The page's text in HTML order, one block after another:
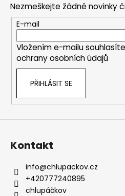
Nezmeškejte žádné novinky
E-mail
Vložením e-mailu
ochrany osobních údajů
PŘIHLÁSIT SE
Kontakt
info@chlupackov.cz
+420777240895
chlupáčkov